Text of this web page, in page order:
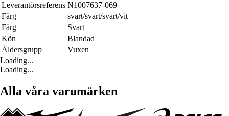
Leverantörsreferens N1007637-069
Färg
svart/svart/svart/vit
Färg
Svart
Kön
Blandad
Åldersgrupp
Vuxen
Loading...
Loading...
Alla våra varumärken